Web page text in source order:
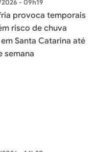
- 09h19
provoca temporais
risco de chuva
Santa Catarina até
semana